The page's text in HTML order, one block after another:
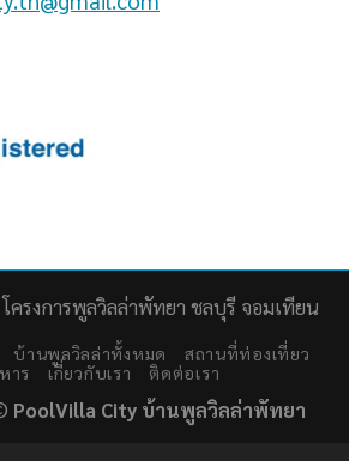
ครงการพูลวิลล่าพัทยา ชลบุรี จอมเทียน
บ้านพูลวิลล่าทั้งหมด
สถานที่ท่องเที่ยว
าร
เกี่ยวกับเรา ติดต่อเรา
PoolVilla City บ้านพูลวิลล่าพัทยา